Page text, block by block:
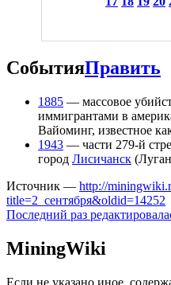
СобытияПравить
1885 — массовое
иммигрантами в
Вайоминг, известное
1943 — части 279-й
город Лисичанск
Источник — http://
title=2_сентября&oldid=14252
Последний раз
MiningWiki
Если не указано иное,